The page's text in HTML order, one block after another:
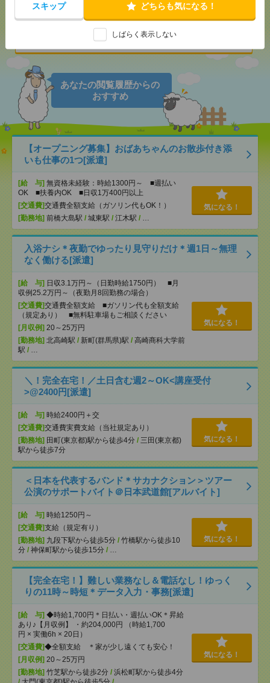
スキップ どちらも気になる！
しばらく表示しない
気になる！
あなたの閲覧履歴からの
おすすめ
【オープニング募集】おばあちゃんのお散歩付き添
いも仕事の1つ[派遣]
[給 与] 無資格未経験：時給1300円～ ■週払い
OK ■扶養内OK ■日収1万400円以上
[交通費]交通費全額支給（ガソリン代もOK！）
[勤務地] 前橋大島駅 / 城東駅 / 江木駅 /
気になる！
入浴ナシ＊夜勤でゆったり見守りだけ＊週1日～無理
なく働ける[派遣]
[給 与] 日収3.1万円～（日勤時給1750円） ■月
収例25.2万円～（夜勤月8回勤務の場合）
[交通費]交通費全額支給 ■ガソリン代も全額支給
（規定あり） ■無料駐車場もご相談ください
[月収例] 20～25万円
[勤務地] 北高崎駅 / 新町(群馬県)駅 / 高崎商科大学前
駅 /
気になる！
＼！完全在宅！／土日含む週2～OK<講座受付
>@2400円[派遣]
[給 与] 時給2400円＋交
[交通費]交通費実費支給（当社規定あり）
[勤務地] 田町(東京都)駅から徒歩4分 / 三田(東京都)
駅から徒歩7分
気になる！
＜日本を代表するバンド＊サカナクション＞ツアー
公演のサポートバイト＠日本武道館[アルバイト]
[給 与] 時給1250円～
[交通費]支給（規定有り）
[勤務地] 九段下駅から徒歩5分 / 竹橋駅から徒歩10
分 / 神保町駅から徒歩15分 /
気になる！
【完全在宅！】難しい業務なし＆電話なし！ゆっく
りの11時～時短＊データ入力・事務[派遣]
[給 与] ◆時給1,700円＊日払い・週払いOK＊昇給
あり♪【月収例】 ・約204,000円 （時給1,700
円 × 実働6h × 20日）
[交通費]◆全額支給 ＊家が少し遠くても安心！
[月収例] 20～25万円
[勤務地] 竹芝駅から徒歩2分 / 浜松町駅から徒歩4分
気になる！